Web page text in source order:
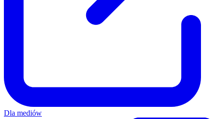
Dla mediów